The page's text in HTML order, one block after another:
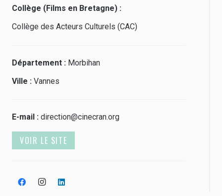
Collège (Films en Bretagne) :
Collège des Acteurs Culturels (CAC)
Département : Morbihan
Ville : Vannes
E-mail : direction@cinecran.org
VOIR LE SITE